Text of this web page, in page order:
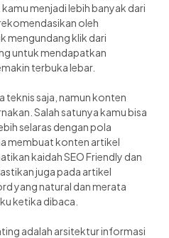
menjadi lebih banyak dari
oleh
mengundang klik dari
untuk mendapatkan
terbuka lebar.
teknis saja, namun konten
Salah satunya kamu bisa
selaras dengan pola
membuat konten artikel
kaidah SEO Friendly dan
juga pada artikel
yang natural dan merata
ketika dibaca.
adalah arsitektur informasi